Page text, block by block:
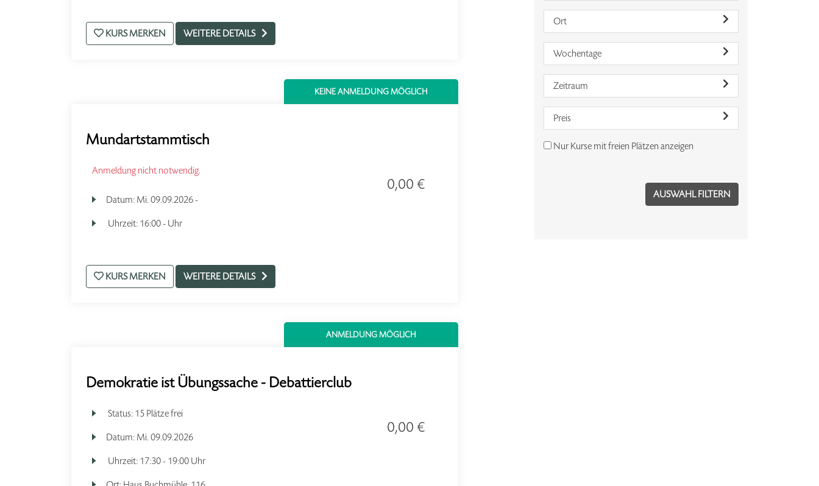
KURS MERKEN WEITERE DETAILS
KEINE ANMELDUNG MÖGLICH
Mundartstammtisch
Anmeldung nicht notwendig.
Datum: Mi. 09.09.2026 -
Uhrzeit: 16:00 - Uhr
0,00 €
KURS MERKEN WEITERE DETAILS
ANMELDUNG MÖGLICH
Demokratie ist Übungssache - Debattierclub
Status: 15 Plätze frei
Datum: Mi. 09.09.2026
Uhrzeit: 17:30 - 19:00 Uhr
0,00 €
Ort
Wochentage
Zeitraum
Preis
Nur Kurse mit freien Plätzen anzeigen